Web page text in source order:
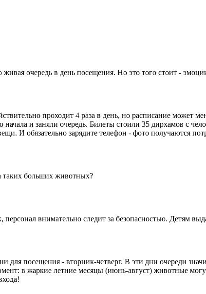
очередь в день посещения. Но это того стоит -
проходит 4 раза в день, но расписание может
и заняли очередь. Билеты стоили 35 дирхамов с
И обязательно зарядите телефон - фото получаются
таких больших животных?
внимательно следит за безопасностью. Детям
для посещения - вторник-четверг. В эти дни очереди
в жаркие летние месяцы (июнь-август) животные